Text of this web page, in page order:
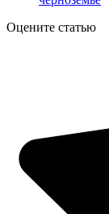
Оцените статью